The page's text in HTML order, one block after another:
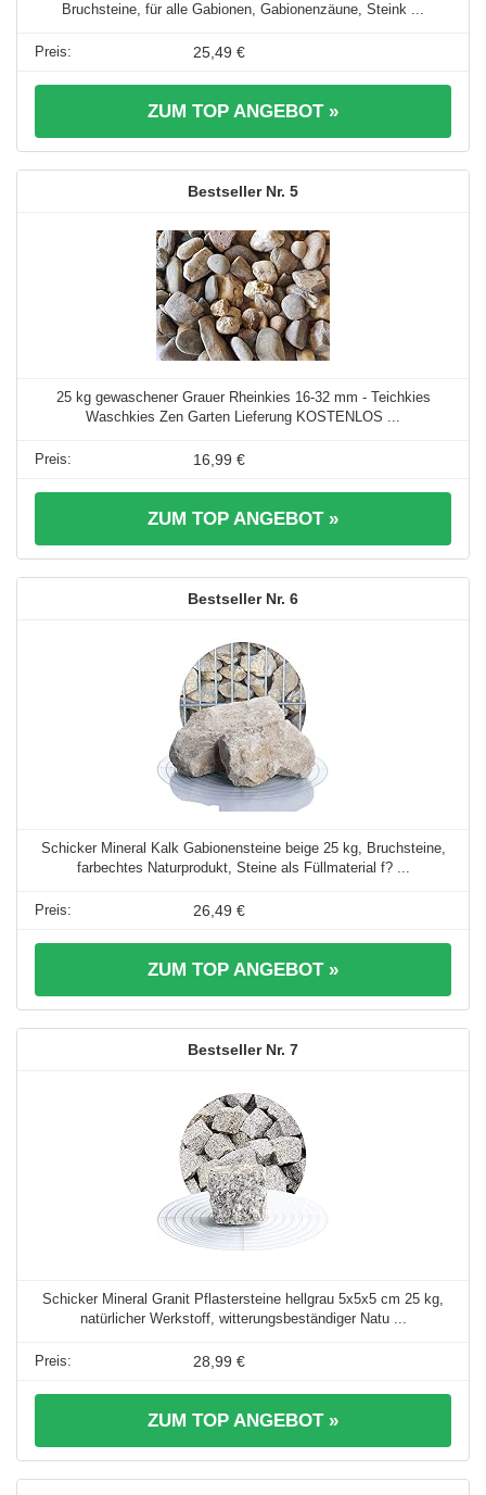
Bruchsteine, für alle Gabionen, Gabionenzäune, Steink ...
25,49 €
ZUM TOP ANGEBOT »
5
25 kg gewaschener Grauer Rheinkies 16-32 mm - Teichkies
Waschkies Zen Garten Lieferung KOSTENLOS ...
16,99 €
ZUM TOP ANGEBOT »
6
Schicker Mineral Kalk Gabionensteine beige 25 kg, Bruchsteine,
farbechtes Naturprodukt, Steine als Füllmaterial f? ...
26,49 €
ZUM TOP ANGEBOT »
7
Schicker Mineral Granit Pflastersteine hellgrau 5x5x5 cm 25 kg,
natürlicher Werkstoff, witterungsbeständiger Natu ...
28,99 €
ZUM TOP ANGEBOT »